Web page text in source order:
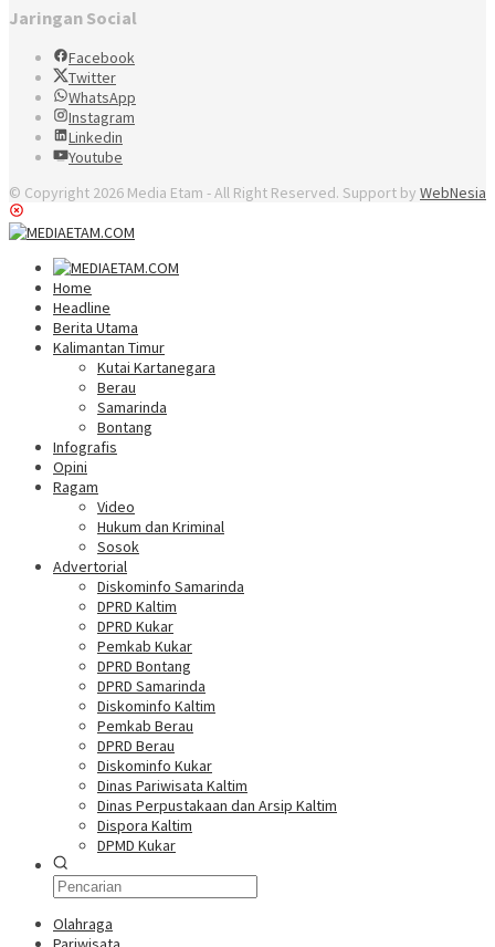
Jaringan Social
Facebook
Twitter
WhatsApp
Instagram
Linkedin
Youtube
© Copyright 2026 Media Etam - All Right Reserved. Support by WebNesia
Home
Headline
Berita Utama
Kalimantan Timur
Kutai Kartanegara
Berau
Samarinda
Bontang
Infografis
Opini
Ragam
Video
Hukum dan Kriminal
Sosok
Advertorial
Diskominfo Samarinda
DPRD Kaltim
DPRD Kukar
Pemkab Kukar
DPRD Bontang
DPRD Samarinda
Diskominfo Kaltim
Pemkab Berau
DPRD Berau
Diskominfo Kukar
Dinas Pariwisata Kaltim
Dinas Perpustakaan dan Arsip Kaltim
Dispora Kaltim
DPMD Kukar
Olahraga